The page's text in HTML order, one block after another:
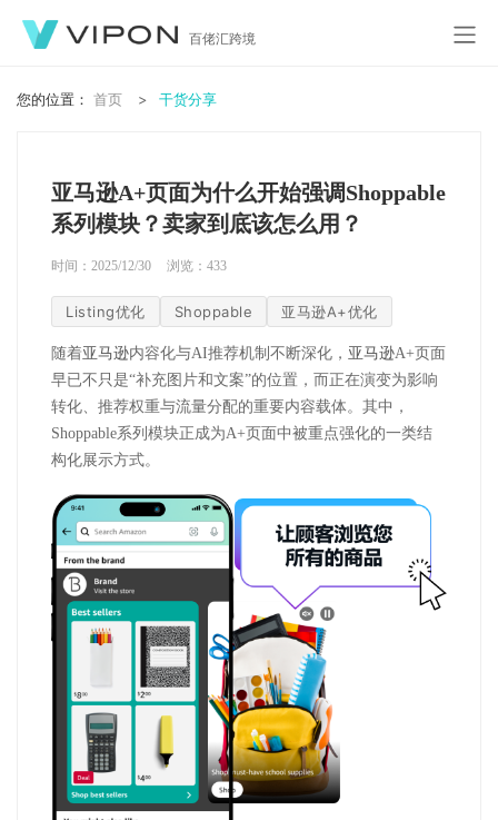
百佬汇跨境
您的位置： 首页 干货分享
亚马逊A+页面为什么开始强调Shoppable
系列模块？卖家到底该怎么用？
时间：2025/12/30 浏览： 433
Listing优化 Shoppable 亚马逊A+优化
随着亚马逊内容化与AI推荐机制不断深化， 亚马逊A+页面
早已不只是“补充图片和文案”的位置，而正在演变为影响
转化、推荐权重与流量分配的重要内容载体。其中，
Shoppable系列模块正成为A+页面中被重点强化的一类结
构化展示方式。